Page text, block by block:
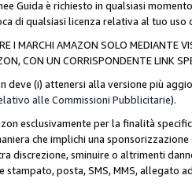
Guida è richiesto in qualsiasi
di qualsiasi licenza relativa al tuo uso
I MARCHI AMAZON SOLO MEDIANTE
CON UN CORRISPONDENTE LINK
deve (i) attenersi alla versione più
alle Commissioni Pubblicitarie).
esclusivamente per la finalità
che implichi una
discrezione, sminuire o altrimenti
stampato, posta, SMS, MMS,